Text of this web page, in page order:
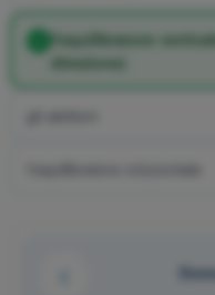
l'equilibratore
direzione)